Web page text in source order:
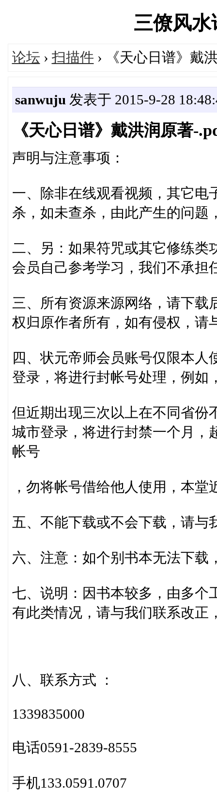
三僚风
论坛 › 扫描件 › 《天心日谱》戴
sanwuju 发表于 2015-9-28
《天心日谱》戴洪润原著-
声明与注意事项：
一、除非在线观看视频，其它电
杀，如未查杀，由此产生的问题
二、另：如果符咒或其它修练类
会员自己参考学习，我们不承担
三、所有资源来源网络，请下载
权归原作者所有，如有侵权，请
四、状元帝师会员账号仅限本人
登录，将进行封帐号处理，例如
但近期出现三次以上在不同省份
城市登录，将进行封禁一个月，
帐号
，勿将帐号借给他人使用，本
五、不能下载或不会下载，请与
六、注意：如个别书本无法下载
七、说明：因书本较多，由多个
有此类情况，请与我们联系改正
八、联系方式 ：
1339835000
电话0591-2839-8555
手机133.0591.0707